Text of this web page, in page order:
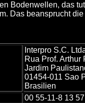
Bodenwellen, das
Das beansprucht
Interpro S.C.
Rua Prof. Arthur
Jardim
01454-011 Sao
Brasilien
00 55-11-8 13